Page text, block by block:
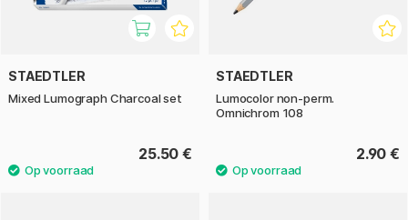
STAEDTLER
Mixed Lumograph Charcoal set
25.50 €
STAEDTLER
Lumocolor non-perm.
Omnichrom 108
2.90 €